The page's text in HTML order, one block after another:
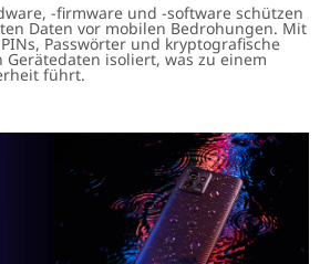
-firmware und -software schützen
Daten vor mobilen Bedrohungen. Mit
Passwörter und kryptografische
Gerätedaten isoliert, was zu einem
führt.